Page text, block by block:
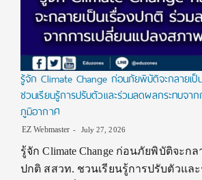
รู้จัก Climate Change ก่อนภัยพิบัติจะกลายเป็
ชวนเรียนรู้การปรับตัวและร่วมลดผลกระทบจา
ภูมิอากาศ
EZ Webmaster July 27, 2026
รู้จัก Climate Change ก่อนภัยพิบัติจะกล
ปกติ สสวท. ชวนเรียนรู้การปรับตัวแล